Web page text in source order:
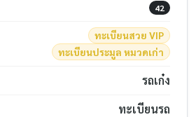
42
ทะเบียนสวย VIP
ทะเบียนประมูล หมวดเก่า
รถเก๋ง
ทะเบียนรถ